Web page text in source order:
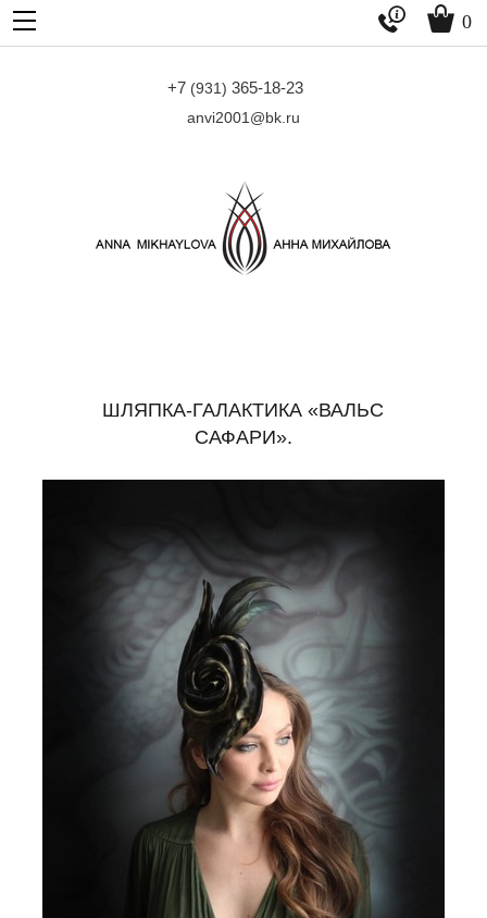
+7 (931) 365-18-23
anvi2001@bk.ru
  0
ШЛЯПКА-ГАЛАКТИКА «ВАЛЬС
САФАРИ».